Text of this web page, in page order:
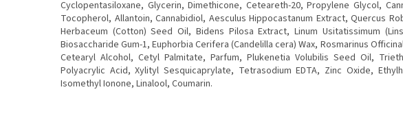
Cyclopentasiloxane, Glycerin, Dimethicone, Ceteareth-20, Propylene Glycol,
Tocopherol, Allantoin, Cannabidiol, Aesculus Hippocastanum Extract, Quercus
Herbaceum (Cotton) Seed Oil, Bidens Pilosa Extract, Linum Usitatissimum
Biosaccharide Gum-1, Euphorbia Cerifera (Candelilla cera) Wax, Rosmarinus
Cetearyl Alcohol, Cetyl Palmitate, Parfum, Plukenetia Volubilis Seed Oil,
Polyacrylic Acid, Xylityl Sesquicaprylate, Tetrasodium EDTA, Zinc Oxide,
Isomethyl Ionone, Linalool, Coumarin.